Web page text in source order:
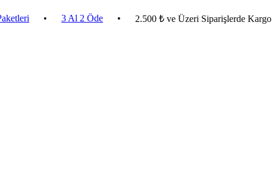
• 3 Al 2 Öde • 2.500 ₺ ve Üzeri Siparişlerde Kargo Bedava